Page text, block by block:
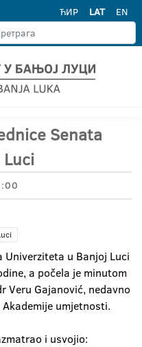
ЋИР LAT EN
Senata
u Banjoj Luci
a počela je minutom
Veru Gajanović, nedavno
umjetnosti.
i usvojio: